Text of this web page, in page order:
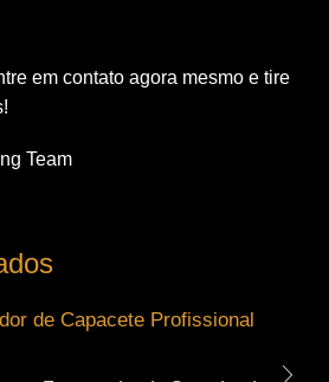
em contato agora mesmo e tire
Team
de Capacete Profissional